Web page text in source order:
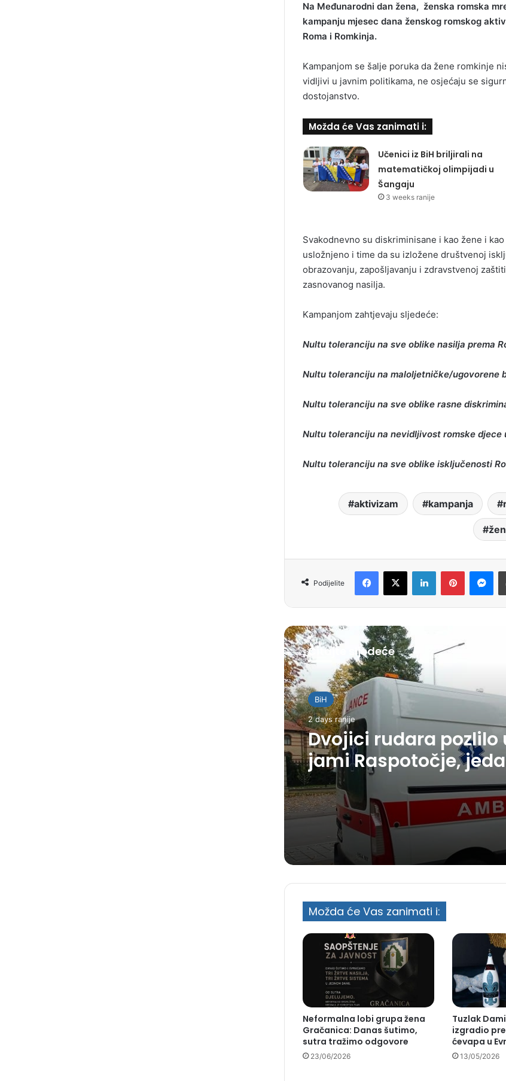
Na Međunarodni dan žena, ženska romska
kampanju mjesec dana ženskog romskog
Roma i Romkinja.
Kampanjom se šalje poruka da žene romkinje
vidljivi u javnim politikama, ne osjećaju se
dostojanstvo.
Možda će Vas zanimati i:
Učenici iz BiH briljirali na
matematičkoj olimpijadi u
Šangaju
3 weeks ranije
Svakodnevno su diskriminisane i kao žene i
usložnjeno i time da su izložene društvenoj
obrazovanju, zapošljavanju i zdravstvenoj
zasnovanog nasilja.
Kampanjom zahtjevaju sljedeće:
Nultu toleranciju na sve oblike nasilja prema
Nultu toleranciju na maloljetničke/ugovorene
Nultu toleranciju na sve oblike rasne
Nultu toleranciju na nevidljivost romske djece
Nultu toleranciju na sve oblike isključenosti
aktivizam kampanja
Podijelite
Čitajte sljedeće
BiH
2 days ranije
Dvojici rudara pozlilo
jami Raspotočje,
prebačen u bolnicu
Možda će Vas zanimati i:
Neformalna lobi grupa žena
Gračanica: Danas šutimo,
sutra tražimo odgovore
23/06/2026
Tuzlak
izgradio
ćevapa u
13/05/2026